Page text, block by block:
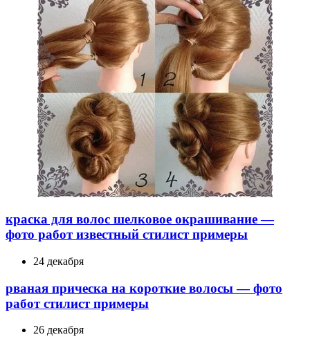
краска для волос шелковое окрашивание —
фото работ известный стилист примеры
24 декабря
рваная прическа на короткие волосы — фото
работ стилист примеры
26 декабря